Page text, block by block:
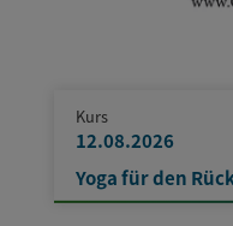
Kurs
12.08.2026
Yoga für den